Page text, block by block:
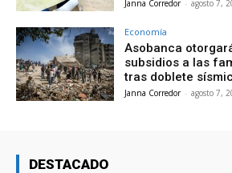
Janna Corredor - agosto 7,
Economía
Asobanca
subsidios a las
tras doblete
Janna Corredor - agosto 7,
DESTACADO